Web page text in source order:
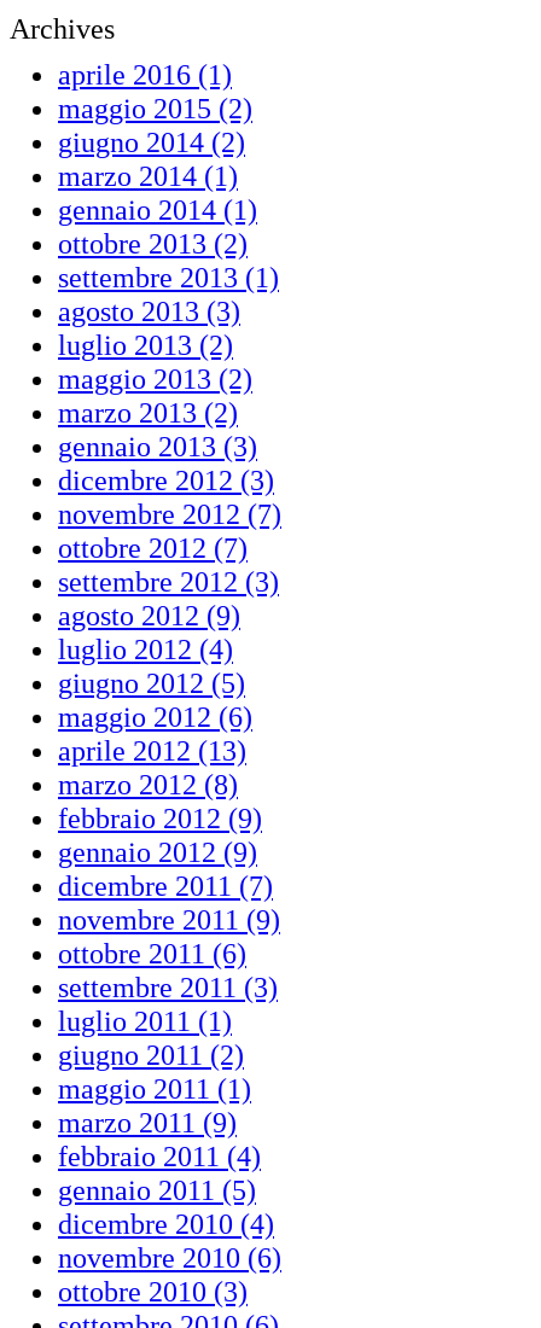
Archives
aprile 2016 (1)
maggio 2015 (2)
giugno 2014 (2)
marzo 2014 (1)
gennaio 2014 (1)
ottobre 2013 (2)
settembre 2013 (1)
agosto 2013 (3)
luglio 2013 (2)
maggio 2013 (2)
marzo 2013 (2)
gennaio 2013 (3)
dicembre 2012 (3)
novembre 2012 (7)
ottobre 2012 (7)
settembre 2012 (3)
agosto 2012 (9)
luglio 2012 (4)
giugno 2012 (5)
maggio 2012 (6)
aprile 2012 (13)
marzo 2012 (8)
febbraio 2012 (9)
gennaio 2012 (9)
dicembre 2011 (7)
novembre 2011 (9)
ottobre 2011 (6)
settembre 2011 (3)
luglio 2011 (1)
giugno 2011 (2)
maggio 2011 (1)
marzo 2011 (9)
febbraio 2011 (4)
gennaio 2011 (5)
dicembre 2010 (4)
novembre 2010 (6)
ottobre 2010 (3)